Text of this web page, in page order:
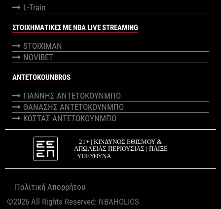
L-Train
ΣΤΟΙΧΗΜΑΤΙΚΕΣ ΜΕ NBA LIVE STREAMING
STOIXIMAN
NOVIBET
ANTETOKOUNBROS
ΓΙΑΝΝΗΣ ΑΝΤΕΤΟΚΟΥΝΜΠΟ
ΘΑΝΑΣΗΣ ΑΝΤΕΤΟΚΟΥΝΜΠΟ
ΚΩΣΤΑΣ ΑΝΤΕΤΟΚΟΥΝΜΠΟ
©2026 All Rights Reserved: NBAHOLICS
Πολιτική Απορρήτου